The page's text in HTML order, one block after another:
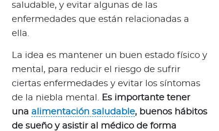
saludable, y evitar algunas de las
enfermedades que están relacionadas a
ella.
La idea es mantener un buen estado físico y
mental, para reducir el riesgo de sufrir
ciertas enfermedades y evitar los síntomas
de la niebla mental. Es importante tener
una alimentación saludable, buenos hábitos
de sueño y asistir al médico de forma